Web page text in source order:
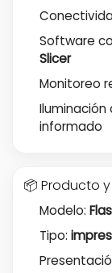
Software
Slicer
Monitoreo
informado
📦 Producto
Modelo:
Tipo: